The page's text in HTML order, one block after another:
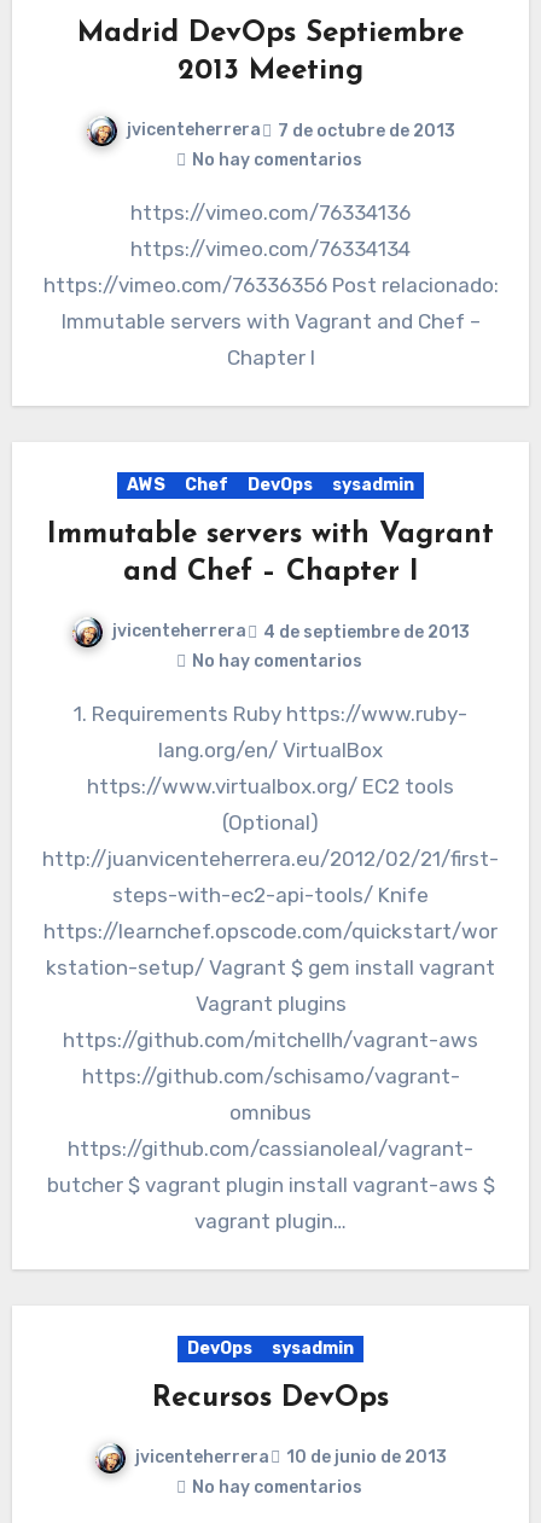
Madrid DevOps Septiembre
2013 Meeting
jvicenteherrera
7 de octubre de 2013
No hay comentarios
https://vimeo.com/76334136
https://vimeo.com/76334134
https://vimeo.com/76336356 Post relacionado:
Immutable servers with Vagrant and Chef –
Chapter I
AWS Chef DevOps sysadmin
Immutable servers with Vagrant
and Chef – Chapter I
jvicenteherrera
4 de septiembre de 2013
No hay comentarios
1. Requirements Ruby https://www.ruby-
lang.org/en/ VirtualBox
https://www.virtualbox.org/ EC2 tools
(Optional)
http://juanvicenteherrera.eu/2012/02/21/first-
steps-with-ec2-api-tools/ Knife
https://learnchef.opscode.com/quickstart/wor
kstation-setup/ Vagrant $ gem install vagrant
Vagrant plugins
https://github.com/mitchellh/vagrant-aws
https://github.com/schisamo/vagrant-
omnibus
https://github.com/cassianoleal/vagrant-
butcher $ vagrant plugin install vagrant-aws $
vagrant plugin…
DevOps sysadmin
Recursos DevOps
jvicenteherrera
10 de junio de 2013
No hay comentarios